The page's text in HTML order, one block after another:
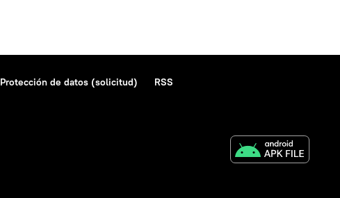
Protección de datos (solicitud)
RSS